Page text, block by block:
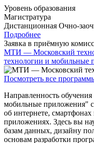
Уровень образования
Магистратура
Дистанционная Очно-
Подробнее
Заявка в приёмную
МТИ — Московский
технологии и мобильные
Посмотреть все
Направленность
мобильные приложения"
об интернете,
приложениях. Здесь вы
базам данных, дизайну
основам разработки